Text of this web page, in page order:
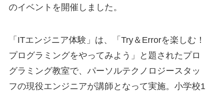
のイベントを開催しました。
「ITエンジニア体験」は、「Try＆Errorを楽しむ！
プログラミングをやってみよう」と題されたプロ
グラミング教室で、パーソルテクノロジースタッ
フの現役エンジニアが講師となって実施。小学校1